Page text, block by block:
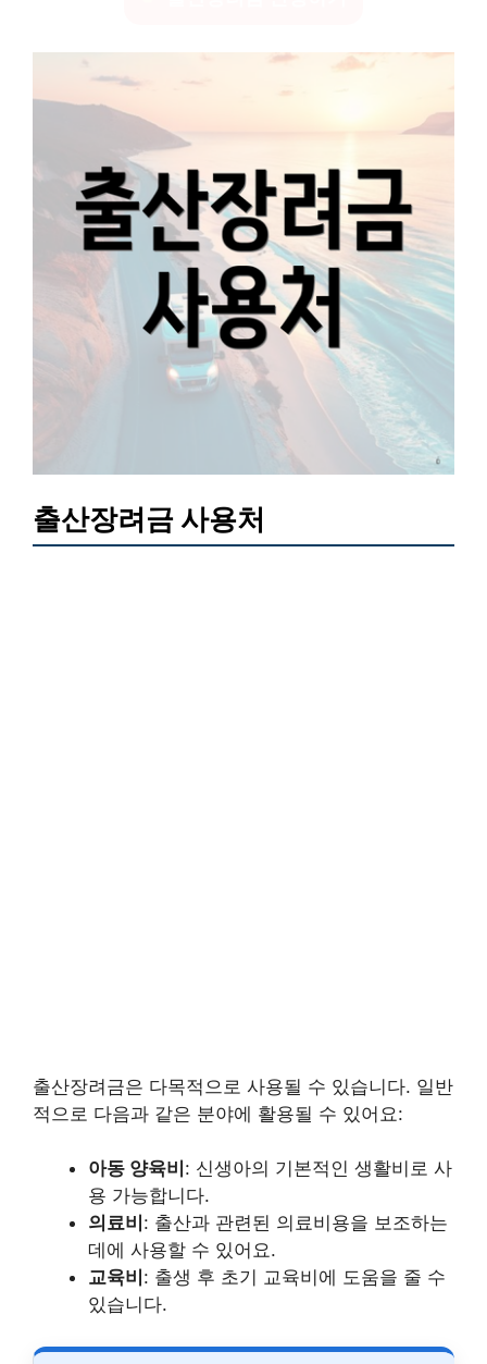
출산장려금 사용처
출산장려금은 다목적으로 사용될 수 있습니다. 일반
적으로 다음과 같은 분야에 활용될 수 있어요:
아동 양육비 : 신생아의 기본적인 생활비로 사
용 가능합니다.
의료비 : 출산과 관련된 의료비용을 보조하는
데에 사용할 수 있어요.
교육비 : 출생 후 초기 교육비에 도움을 줄 수
있습니다.